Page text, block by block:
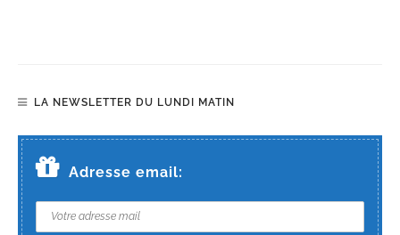
LA NEWSLETTER DU LUNDI MATIN
Adresse email: